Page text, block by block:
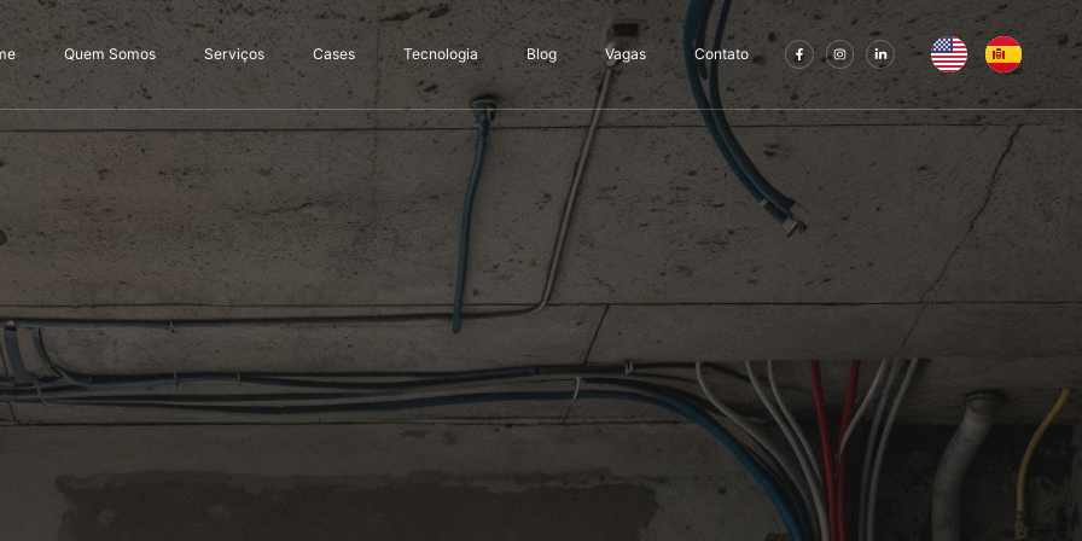
Quem Somos Serviços Cases Tecnologia Blog Vagas Contato